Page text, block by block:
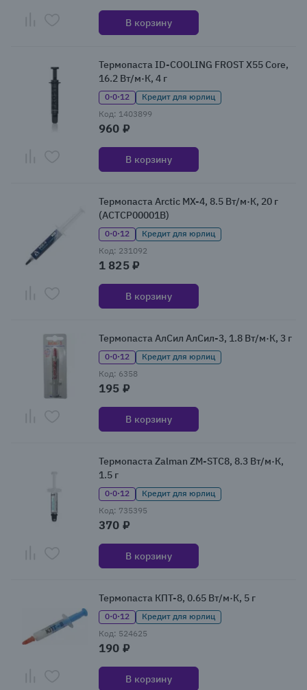
В корзину
Термопаста ID-COOLING FROST X55 Core,
16.2 Вт/м·К, 4 г
0·0·12
Кредит для юрлиц
Код: 1403899
960 ₽
В корзину
Термопаста Arctic MX-4, 8.5 Вт/м·К, 20 г
(ACTCP00001B)
0·0·12
Кредит для юрлиц
Код: 231092
1 825 ₽
В корзину
Термопаста АлСил АлСил-3, 1.8 Вт/м·К, 3 г
0·0·12
Кредит для юрлиц
Код: 6358
195 ₽
В корзину
Термопаста Zalman ZM-STC8, 8.3 Вт/м·К,
1.5 г
0·0·12
Кредит для юрлиц
Код: 735395
370 ₽
В корзину
Термопаста КПТ-8, 0.65 Вт/м·К, 5 г
0·0·12
Кредит для юрлиц
Код: 524625
190 ₽
В корзину